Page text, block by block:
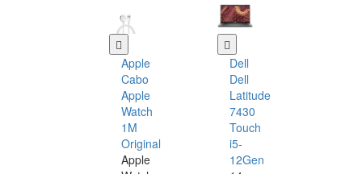
Apple
Cabo
Apple
Watch
1M
Original
Apple
Dell
Dell
Latitude
7430
Touch
i5-
12Gen